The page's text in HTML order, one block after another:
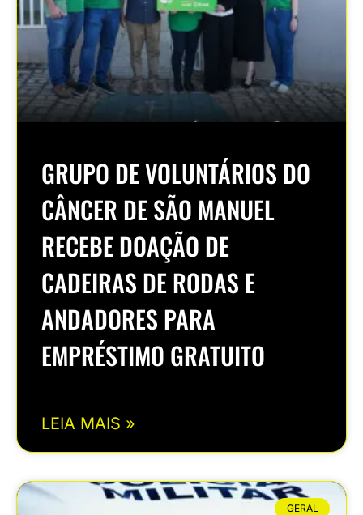
GRUPO DE VOLUNTÁRIOS DO
CÂNCER DE SÃO MANUEL
RECEBE DOAÇÃO DE
CADEIRAS DE RODAS E
ANDADORES PARA
EMPRÉSTIMO GRATUITO
LEIA MAIS »
GERAL